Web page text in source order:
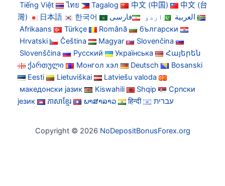
Tiếng Việt
ไทย Tagalog 中文 (中国)
中文 (台
灣)
日本語 한국어 العربية اردو
فارسی
Afrikaans
Türkçe Română
български
Hrvatski
Čeština Magyar
Slovenčina
Slovenščina
Русский Українська
Հայերեն
ქართული
Монгол хэл Deutsch
Bosanski
Eesti
Lietuviškai
Latviešu valoda
македонски јазик
Kiswahili Shqip
Српски
језик
ភាសាខ្មែរ ພາສາລາວ हिन्दी עברית
Copyright © 2026 NoDepositBonusForex.org